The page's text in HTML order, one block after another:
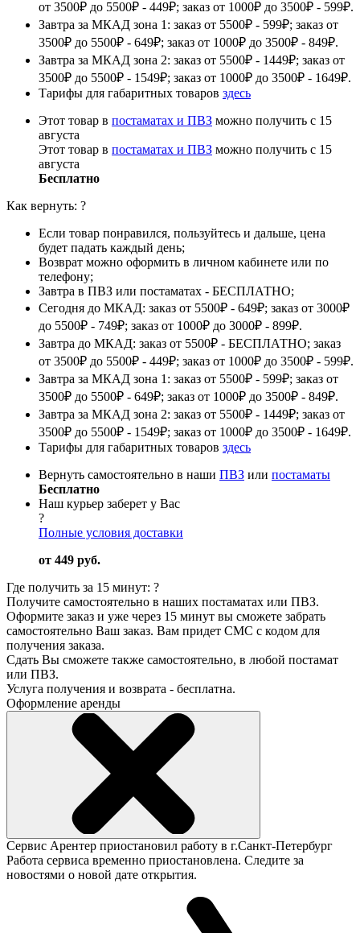
от 3500₽ до 5500₽ - 449₽; заказ от 1000₽ до 3500₽ - 599₽.
Завтра за МКАД зона 1: заказ от 5500₽ - 599₽; заказ от
3500₽ до 5500₽ - 649₽; заказ от 1000₽ до 3500₽ - 849₽.
Завтра за МКАД зона 2: заказ от 5500₽ - 1449₽; заказ от
3500₽ до 5500₽ - 1549₽; заказ от 1000₽ до 3500₽ - 1649₽.
Тарифы для габаритных товаров здесь
Этот товар в постаматах и ПВЗ можно получить с 15
августа
Этот товар в постаматах и ПВЗ можно получить с 15
августа
Бесплатно
Как вернуть: ?
Если товар понравился, пользуйтесь и дальше, цена
будет падать каждый день;
Возврат можно оформить в личном кабинете или по
телефону;
Завтра в ПВЗ или постаматах - БЕСПЛАТНО;
Сегодня до МКАД: заказ от 5500₽ - 649₽; заказ от 3000₽
до 5500₽ - 749₽; заказ от 1000₽ до 3000₽ - 899₽.
Завтра до МКАД: заказ от 5500₽ - БЕСПЛАТНО; заказ
от 3500₽ до 5500₽ - 449₽; заказ от 1000₽ до 3500₽ - 599₽.
Завтра за МКАД зона 1: заказ от 5500₽ - 599₽; заказ от
3500₽ до 5500₽ - 649₽; заказ от 1000₽ до 3500₽ - 849₽.
Завтра за МКАД зона 2: заказ от 5500₽ - 1449₽; заказ от
3500₽ до 5500₽ - 1549₽; заказ от 1000₽ до 3500₽ - 1649₽.
Тарифы для габаритных товаров здесь
Вернуть самостоятельно в наши ПВЗ или постаматы
Бесплатно
Наш курьер заберет у Вас
?
Полные условия доставки
от 449 руб.
Где получить за 15 минут: ?
Получите самостоятельно в наших постаматах или ПВЗ.
Оформите заказ и уже через 15 минут вы сможете забрать
самостоятельно Ваш заказ. Вам придет СМС с кодом для
получения заказа.
Сдать Вы сможете также самостоятельно, в любой постамат
или ПВЗ.
Услуга получения и возврата - бесплатна.
Оформление аренды
Сервис Арентер приостановил работу в г.Санкт-Петербург
Работа сервиса временно приостановлена. Следите за
новостями о новой дате открытия.